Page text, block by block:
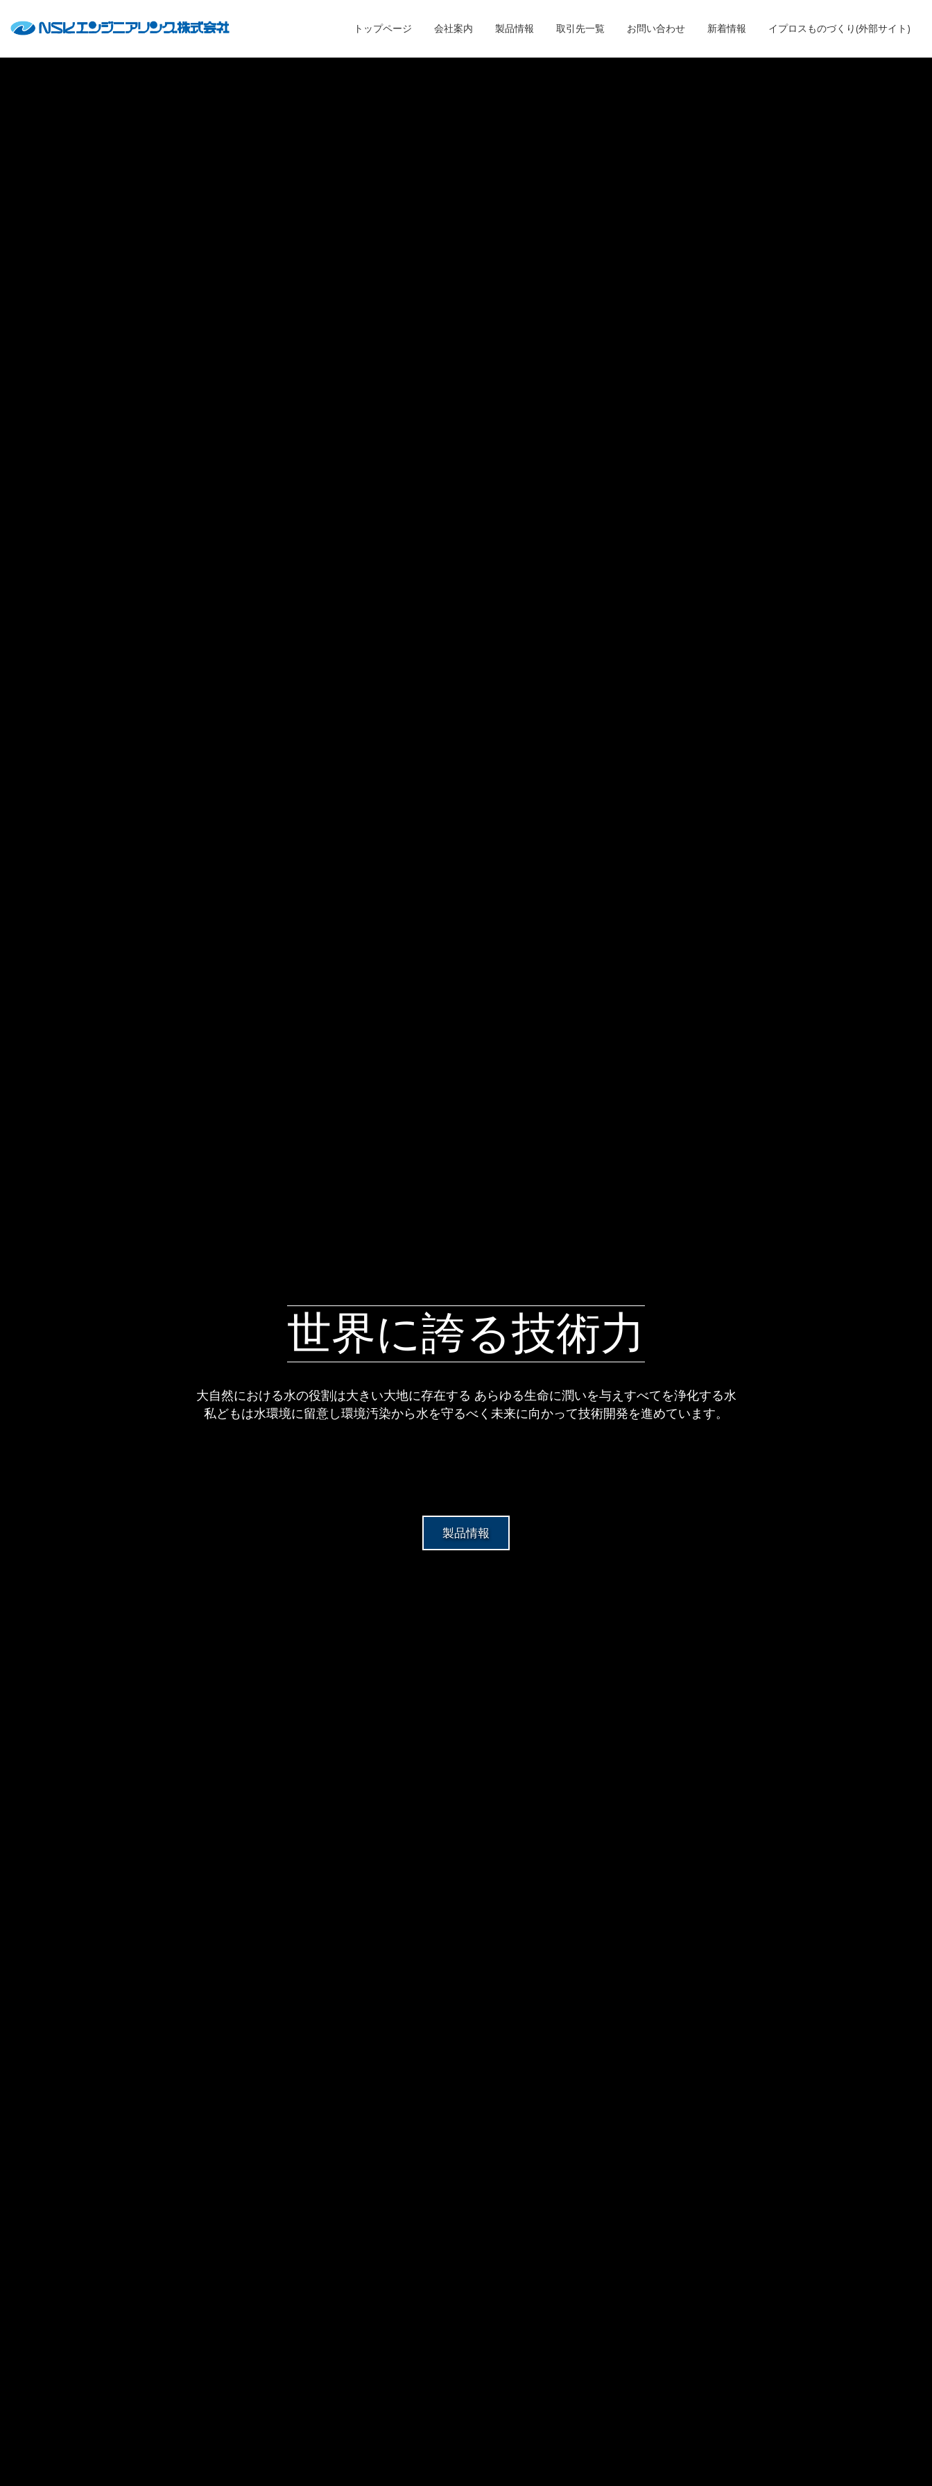
トップページ 会社案内 製品情報 取引先一覧 お問い合わせ 新着情報 イプロスものづくり(外部サイト)
世界に誇る技術力
大自然における水の役割は大きい大地に存在する あらゆる生命に潤いを与えすべてを浄化する水
私どもは水環境に留意し環境汚染から水を守るべく未来に向かって技術開発を進めています。
製品情報